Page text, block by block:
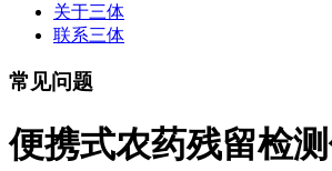
关于三体
联系三体
常见问题
便携式农药残留检